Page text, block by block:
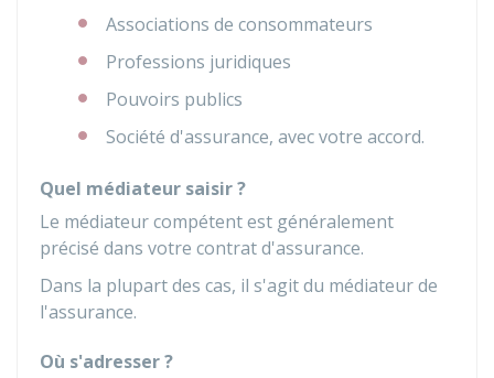
Associations de consommateurs
Professions juridiques
Pouvoirs publics
Société d'assurance, avec votre accord.
Quel médiateur saisir ?
Le médiateur compétent est généralement
précisé dans votre contrat d'assurance.
Dans la plupart des cas, il s'agit du médiateur de
l'assurance.
Où s'adresser ?